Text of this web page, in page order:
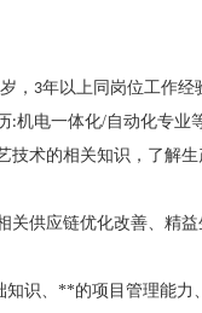
岁， 3年以上同岗位工作经
:机电一体化/自动化专业
技术的相关知识，了解
关供应链优化改善、精
知识、**的项目管理能力